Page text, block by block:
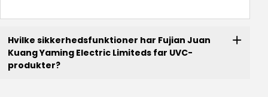
Hvilke sikkerhedsfunktioner har Fujian Juan
Kuang Yaming Electric Limiteds far UVC-
produkter?